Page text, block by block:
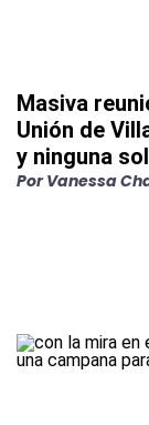
Masiva
Unión de
y ninguna
Por Vanessa